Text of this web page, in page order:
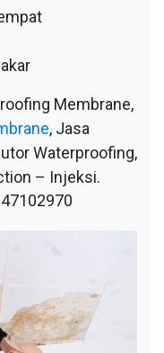
Membrane,
, Jasa
Waterproofing,
– Injeksi.